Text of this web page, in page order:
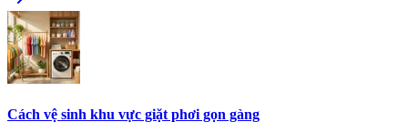
Cách vệ sinh khu vực giặt phơi gọn gàng